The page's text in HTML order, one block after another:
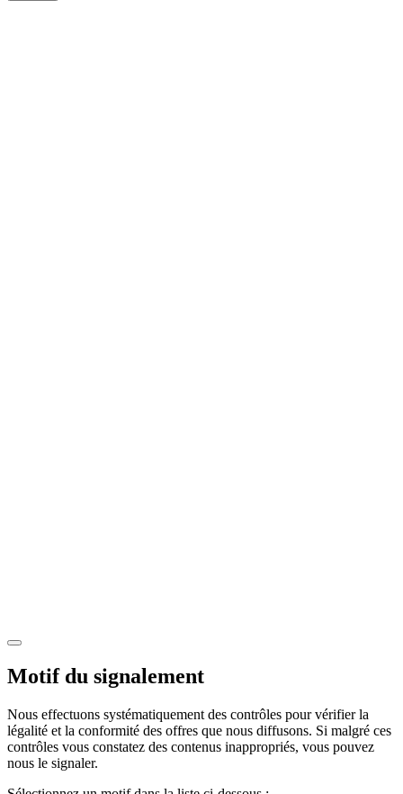
Motif du signalement
Nous effectuons systématiquement des contrôles pour vérifier la
légalité et la conformité des offres que nous diffusons. Si malgré ces
contrôles vous constatez des contenus inappropriés, vous pouvez
nous le signaler.